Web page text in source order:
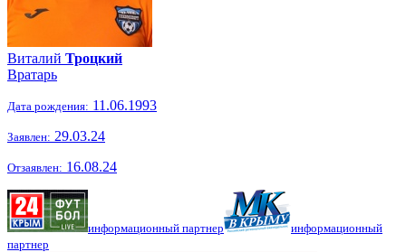
Виталий Троцкий
Вратарь
Дата рождения: 11.06.1993
Заявлен: 29.03.24
Отзаявлен: 16.08.24
информационный партнер
информационный
партнер